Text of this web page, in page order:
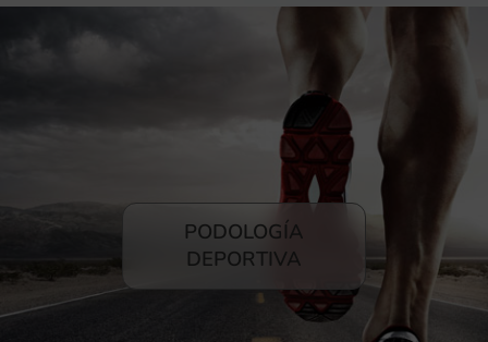
PODOLOGÍA
DEPORTIVA